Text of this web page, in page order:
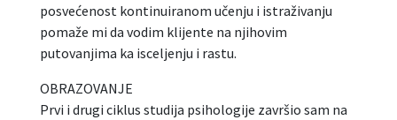
posvećenost kontinuiranom učenju i istraživanju
pomaže mi da vodim klijente na njihovim
putovanjima ka isceljenju i rastu.
OBRAZOVANJE
Prvi i drugi ciklus studija psihologije završio sam na